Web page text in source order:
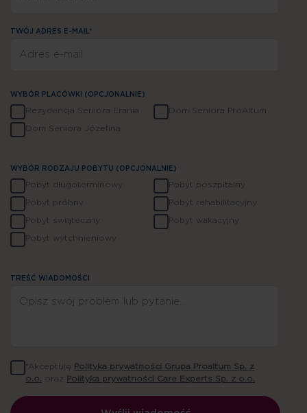
Jesteśmy do Twojej dyspozycji
TWÓJ ADRES E-MAIL*
WYBÓR PLACÓWKI (OPCJONALNIE)
Rezydencja Seniora Erania Dom Seniora ProAltum
Dom Seniora Józefina
WYBÓR RODZAJU POBYTU (OPCJONALNIE)
Pobyt długoterminowy Pobyt poszpitalny
Pobyt próbny Pobyt rehabilitacyjny
Pobyt świąteczny Pobyt wakacyjny
Pobyt wytchnieniowy
TREŚĆ WIADOMOŚCI
*Akceptuję
Polityka prywatności Grupa Proaltum Sp. z
o.o.
oraz Polityka prywatności Care Experts Sp. z o.o.